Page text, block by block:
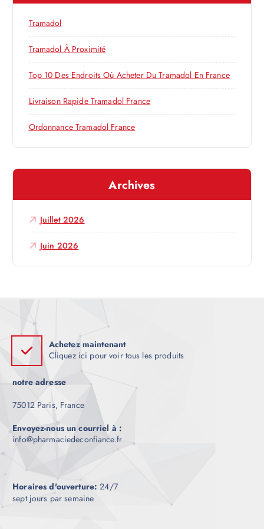
r
t
i
l
e
c
e
r
:
Tramadol
Tramadol À Proximité
Top 10 Des Endroits Où Acheter Du Tramadol En France
Livraison Rapide Tramadol France
Ordonnance Tramadol France
Archives
Juillet 2026
Juin 2026
Achetez maintenant
Cliquez ici pour voir tous les produits
notre adresse
75012 Paris, France
Envoyez-nous un courriel à :
info@pharmaciedeconfiance.fr
Horaires d'ouverture: 24/7
sept jours par semaine